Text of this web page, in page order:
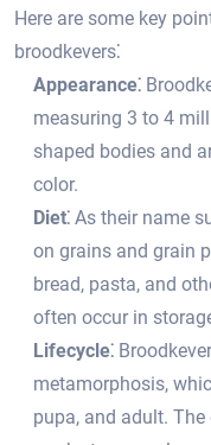
Here are some key
broodkevers⁚
Appearance⁚
measuring 3 to 4
shaped bodies and
color.​
Diet⁚ As their name
on grains and grain
bread, pasta, and
often occur in
Lifecycle⁚
metamorphosis,
pupa, and adult.​